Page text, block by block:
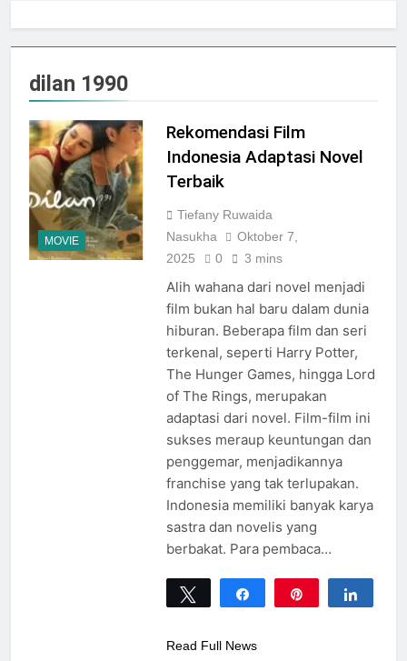
Agustus 2026 Dengan Tema
Nation Heritage
Plaza Ambarrukmo Rayakan
Hingga 80% Dan Rangkaian
Event Spesial
dilan 1990
MOVIE
Rekomendasi Film
Indonesia Adaptasi Novel
Terbaik
Tiefany Ruwaida
Nasukha
Oktober 7,
2025
0 3 mins
Alih wahana dari novel menjadi
film bukan hal baru dalam dunia
hiburan. Beberapa film dan seri
terkenal, seperti Harry Potter,
The Hunger Games, hingga Lord
of The Rings, merupakan
adaptasi dari novel. Film-film ini
sukses meraup keuntungan dan
penggemar, menjadikannya
franchise yang tak terlupakan.
Indonesia memiliki banyak karya
sastra dan novelis yang
berbakat. Para pembaca…
Tweet Share
Read Full News